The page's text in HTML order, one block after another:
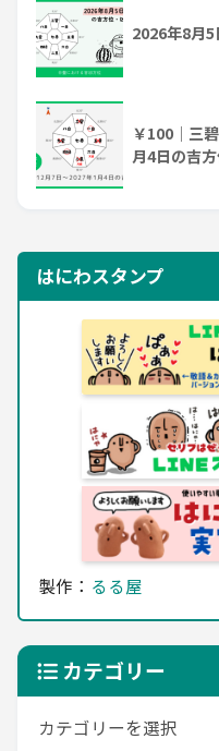
2026年8月
￥100｜三
月4日の吉
はにわスタンプ
製作： るる屋
カテゴリー